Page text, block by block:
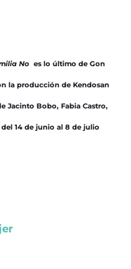
No es lo último de Gon
la producción de Kendosan
Jacinto Bobo, Fabia Castro,
14 de junio al 8 de julio